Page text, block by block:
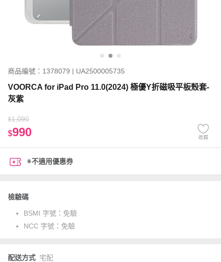
商品編號：1378079 | UA2500005735
VOORCA for iPad Pro 11.0(2024) 極優Y折磁吸平板殼套-
灰紫
$1,090
$990 收藏
※不適用優惠券
檢驗碼
BSMI 字號： 免驗
NCC 字號： 免驗
配送方式 宅配